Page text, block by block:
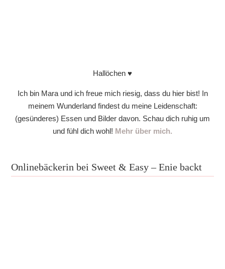
Hallöchen ♥
Ich bin Mara und ich freue mich riesig, dass du hier bist! In
meinem Wunderland findest du meine Leidenschaft:
(gesünderes) Essen und Bilder davon. Schau dich ruhig um
und fühl dich wohl! Mehr über mich.
Onlinebäckerin bei Sweet & Easy – Enie backt